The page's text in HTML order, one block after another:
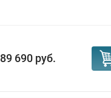
89 690 руб.